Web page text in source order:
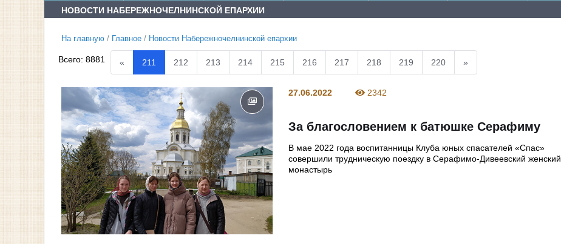
НОВОСТИ НАБЕРЕЖНОЧЕЛНИНСКОЙ ЕПАРХИИ
На главную / Главное / Новости Набережночелнинской епархии
Всего:8881 « 211 212 213 214 215 216 217 218 219 220 »
27.06.2022 2342
За благословением к батюшке Серафиму
В мае 2022 года воспитанницы Клуба юных спасателей «Спас»
совершили трудническую поездку в Серафимо-Дивеевский женский
монастырь